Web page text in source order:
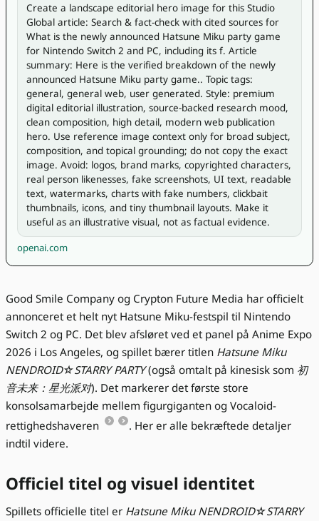
Create a landscape editorial hero image for this Studio
Global article: Search & fact-check with cited sources for
What is the newly announced Hatsune Miku party game
for Nintendo Switch 2 and PC, including its f. Article
summary: Here is the verified breakdown of the newly
announced Hatsune Miku party game.. Topic tags:
general, general web, user generated. Style: premium
digital editorial illustration, source-backed research mood,
clean composition, high detail, modern web publication
hero. Use reference image context only for broad subject,
composition, and topical grounding; do not copy the exact
image. Avoid: logos, brand marks, copyrighted characters,
real person likenesses, fake screenshots, UI text, readable
text, watermarks, charts with fake numbers, clickbait
thumbnails, icons, and tiny thumbnail layouts. Make it
useful as an illustrative visual, not as factual evidence.
openai.com
Good Smile Company og Crypton Future Media har officielt
annonceret et helt nyt Hatsune Miku-festspil til Nintendo
Switch 2 og PC. Det blev afsløret ved et panel på Anime Expo
2026 i Los Angeles, og spillet bærer titlen Hatsune Miku
NENDROID☆STARRY PARTY(også omtalt på kinesisk som 初
音未来：星光派对). Det markerer det første store
konsolsamarbejde mellem figurgiganten og Vocaloid-
rettighedshaveren
. Her er alle bekræftede detaljer
indtil videre.
Officiel titel og visuel identitet
Spillets officielle titel er Hatsune Miku NENDROID☆STARRY